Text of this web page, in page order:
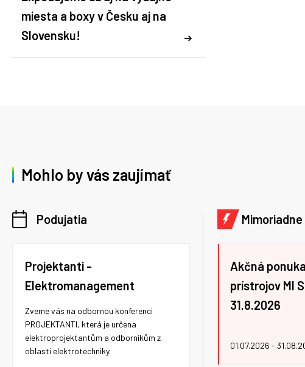
miesta a boxy v Česku aj na
Slovensku!
Mohlo by vás zaujímať
Podujatia
Projektanti -
Elektromanagement
Zveme vás na odbornou konferenci
PROJEKTANTI, která je určena
elektroprojektantům a odborníkům z
oblasti elektrotechniky.
Akčná
prístrojov MI
31.8.2026
01.07.2026 -